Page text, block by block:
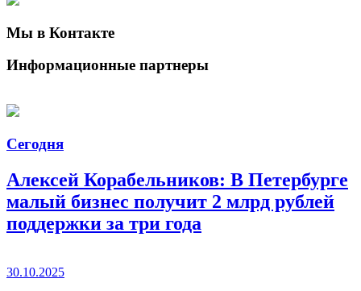
Мы в Контакте
Информационные партнеры
Сегодня
Алексей Корабельников: В Петербурге
малый бизнес получит 2 млрд рублей
поддержки за три года
30.10.2025